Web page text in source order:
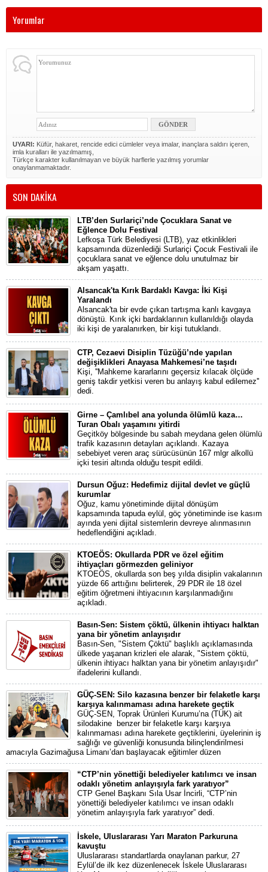
Yorumlar
UYARI: Küfür, hakaret, rencide edici cümleler veya imalar, inançlara saldırı içeren,
imla kuralları ile yazılmamış,
Türkçe karakter kullanılmayan ve büyük harflerle yazılmış yorumlar
onaylanmamaktadır.
SON DAKİKA
LTB’den Surlariçi’nde Çocuklara Sanat ve
Eğlence Dolu Festival
Lefkoşa Türk Belediyesi (LTB), yaz etkinlikleri
kapsamında düzenlediği Surlariçi Çocuk Festivali ile
çocuklara sanat ve eğlence dolu unutulmaz bir
akşam yaşattı.
Alsancak'ta Kırık Bardaklı Kavga: İki Kişi
Yaralandı
Alsancak'ta bir evde çıkan tartışma kanlı kavgaya
dönüştü. Kırık içki bardaklarının kullanıldığı olayda
iki kişi de yaralanırken, bir kişi tutuklandı.
CTP, Cezaevi Disiplin Tüzüğü’nde yapılan
değişiklikleri Anayasa Mahkemesi’ne taşıdı
Kişi, ''Mahkeme kararlarını geçersiz kılacak ölçüde
geniş takdir yetkisi veren bu anlayış kabul edilemez''
dedi.
Girne – Çamlıbel ana yolunda ölümlü kaza…
Turan Obalı yaşamını yitirdi
Geçitköy bölgesinde bu sabah meydana gelen ölümlü
trafik kazasının detayları açıklandı. Kazaya
sebebiyet veren araç sürücüsünün 167 mlgr alkollü
içki tesiri altında olduğu tespit edildi.
Dursun Oğuz: Hedefimiz dijital devlet ve güçlü
kurumlar
Oğuz, kamu yönetiminde dijital dönüşüm
kapsamında tapuda eylül, göç yönetiminde ise kasım
ayında yeni dijital sistemlerin devreye alınmasının
hedeflendiğini açıkladı.
KTOEÖS: Okullarda PDR ve özel eğitim
ihtiyaçları görmezden geliniyor
KTOEÖS, okullarda son beş yılda disiplin vakalarının
yüzde 66 arttığını belirterek, 29 PDR ile 18 özel
eğitim öğretmeni ihtiyacının karşılanmadığını
açıkladı.
Basın-Sen: Sistem çöktü, ülkenin ihtiyacı halktan
yana bir yönetim anlayışıdır
Basın-Sen, "Sistem Çöktü" başlıklı açıklamasında
ülkede yaşanan krizleri ele alarak, "Sistem çöktü,
ülkenin ihtiyacı halktan yana bir yönetim anlayışıdır"
ifadelerini kullandı.
GÜÇ-SEN: Silo kazasına benzer bir felaketle karşı
karşıya kalınmaması adına harekete geçtik
GÜÇ-SEN, Toprak Ürünleri Kurumu’na (TÜK) ait
silodakine benzer bir felaketle karşı karşıya
kalınmaması adına harekete geçtiklerini, üyelerinin iş
sağlığı ve güvenliği konusunda bilinçlendirilmesi
amacıyla Gazimağusa Limanı’dan başlayacak eğitimler düzen
“CTP’nin yönettiği belediyeler katılımcı ve insan
odaklı yönetim anlayışıyla fark yaratıyor”
CTP Genel Başkanı Sıla Usar İncirli, “CTP’nin
yönettiği belediyeler katılımcı ve insan odaklı
yönetim anlayışıyla fark yaratıyor” dedi.
İskele, Uluslararası Yarı Maraton Parkuruna
kavuştu
Uluslararası standartlarda onaylanan parkur, 27
Eylül’de ilk kez düzenlenecek İskele Uluslararası